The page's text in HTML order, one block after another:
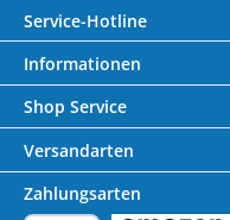
Service-Hotline
Informationen
Shop Service
Versandarten
Zahlungsarten